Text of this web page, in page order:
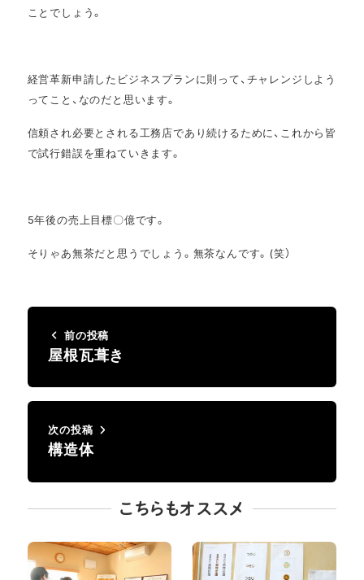
ことでしょう。
経営革新申請したビジネスプランに則って、チャレンジしよう
ってこと、なのだと思います。
信頼され必要とされる工務店であり続けるために、これから皆
で試行錯誤を重ねていきます。
5年後の売上目標〇億です。
そりゃあ無茶だと思うでしょう。無茶なんです。(笑）
前の投稿
屋根瓦葺き
次の投稿
構造体
こちらもオススメ